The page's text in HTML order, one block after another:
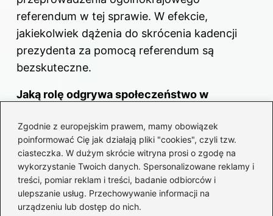
Zgodnie z europejskim prawem, mamy obowiązek
poinformować Cię jak działają pliki "cookies", czyli tzw.
ciasteczka. W dużym skrócie witryna prosi o zgodę na
wykorzystanie Twoich danych. Spersonalizowane reklamy i
treści, pomiar reklam i treści, badanie odbiorców i
ulepszanie usług. Przechowywanie informacji na
urządzeniu lub dostęp do nich.
referendum w tej sprawie. W efekcie,
jakiekolwiek dążenia do skrócenia kadencji
prezydenta za pomocą referendum są
bezskuteczne.
Jaką rolę odgrywa społeczeństwo w
Rola społeczeństwa jest ograniczona,
ponieważ nie ma możliwości bezpośredniego
wpływu na decyzje dotyczące impeachmentu.
Mimo aktywności w mediach
społecznościowych, obywatele mogą jedynie